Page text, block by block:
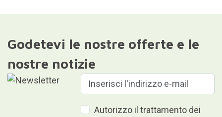
Godetevi le nostre offerte e le
nostre notizie
Autorizzo il trattamento dei